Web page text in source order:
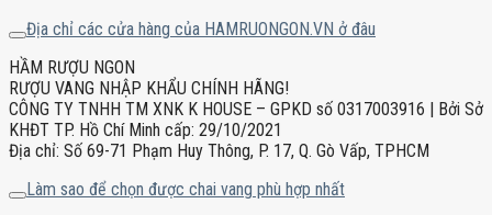
Địa chỉ các cửa hàng của HAMRUONGON.VN ở đâu
HẦM RƯỢU NGON
RƯỢU VANG NHẬP KHẨU CHÍNH HÃNG!
CÔNG TY TNHH TM XNK K HOUSE – GPKD số 0317003916 | Bởi Sở
KHĐT TP. Hồ Chí Minh cấp: 29/10/2021
Địa chỉ: Số 69-71 Phạm Huy Thông, P. 17, Q. Gò Vấp, TPHCM
Làm sao để chọn được chai vang phù hợp nhất